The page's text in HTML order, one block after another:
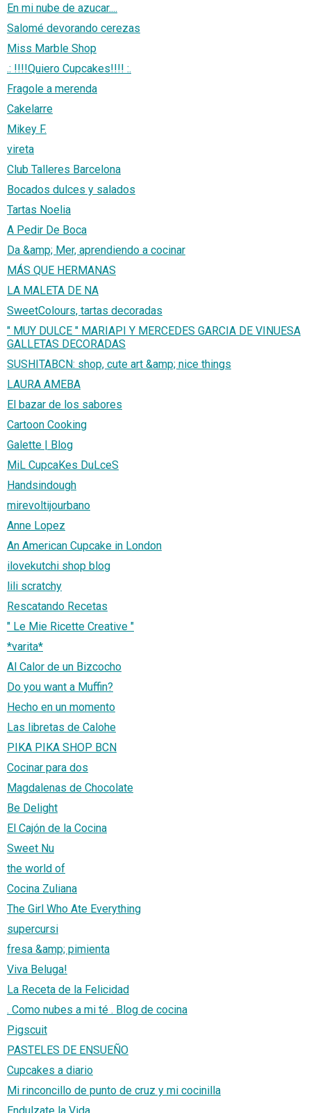
En mi nube de azucar....
Salomé devorando cerezas
Miss Marble Shop
.: !!!!Quiero Cupcakes!!!! :.
Fragole a merenda
Cakelarre
Mikey F.
vireta
Club Talleres Barcelona
Bocados dulces y salados
Tartas Noelia
A Pedir De Boca
Da &amp; Mer, aprendiendo a cocinar
MÁS QUE HERMANAS
LA MALETA DE NA
SweetColours, tartas decoradas
" MUY DULCE " MARIAPI Y MERCEDES GARCIA DE VINUESA
GALLETAS DECORADAS
SUSHITABCN: shop, cute art &amp; nice things
LAURA AMEBA
El bazar de los sabores
Cartoon Cooking
Galette | Blog
MiL CupcaKes DuLceS
Handsindough
mirevoltijourbano
Anne Lopez
An American Cupcake in London
ilovekutchi shop blog
lili scratchy
Rescatando Recetas
" Le Mie Ricette Creative "
*varita*
Al Calor de un Bizcocho
Do you want a Muffin?
Hecho en un momento
Las libretas de Calohe
PIKA PIKA SHOP BCN
Cocinar para dos
Magdalenas de Chocolate
Be Delight
El Cajón de la Cocina
Sweet Nu
the world of
Cocina Zuliana
The Girl Who Ate Everything
supercursi
fresa &amp; pimienta
Viva Beluga!
La Receta de la Felicidad
. Como nubes a mi té . Blog de cocina
Pigscuit
PASTELES DE ENSUEÑO
Cupcakes a diario
Mi rinconcillo de punto de cruz y mi cocinilla